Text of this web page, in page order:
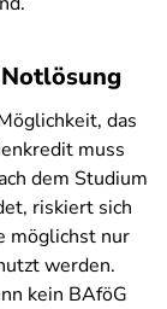
das
muss
dem Studium
riskiert sich
möglichst nur
werden.
kein BAföG